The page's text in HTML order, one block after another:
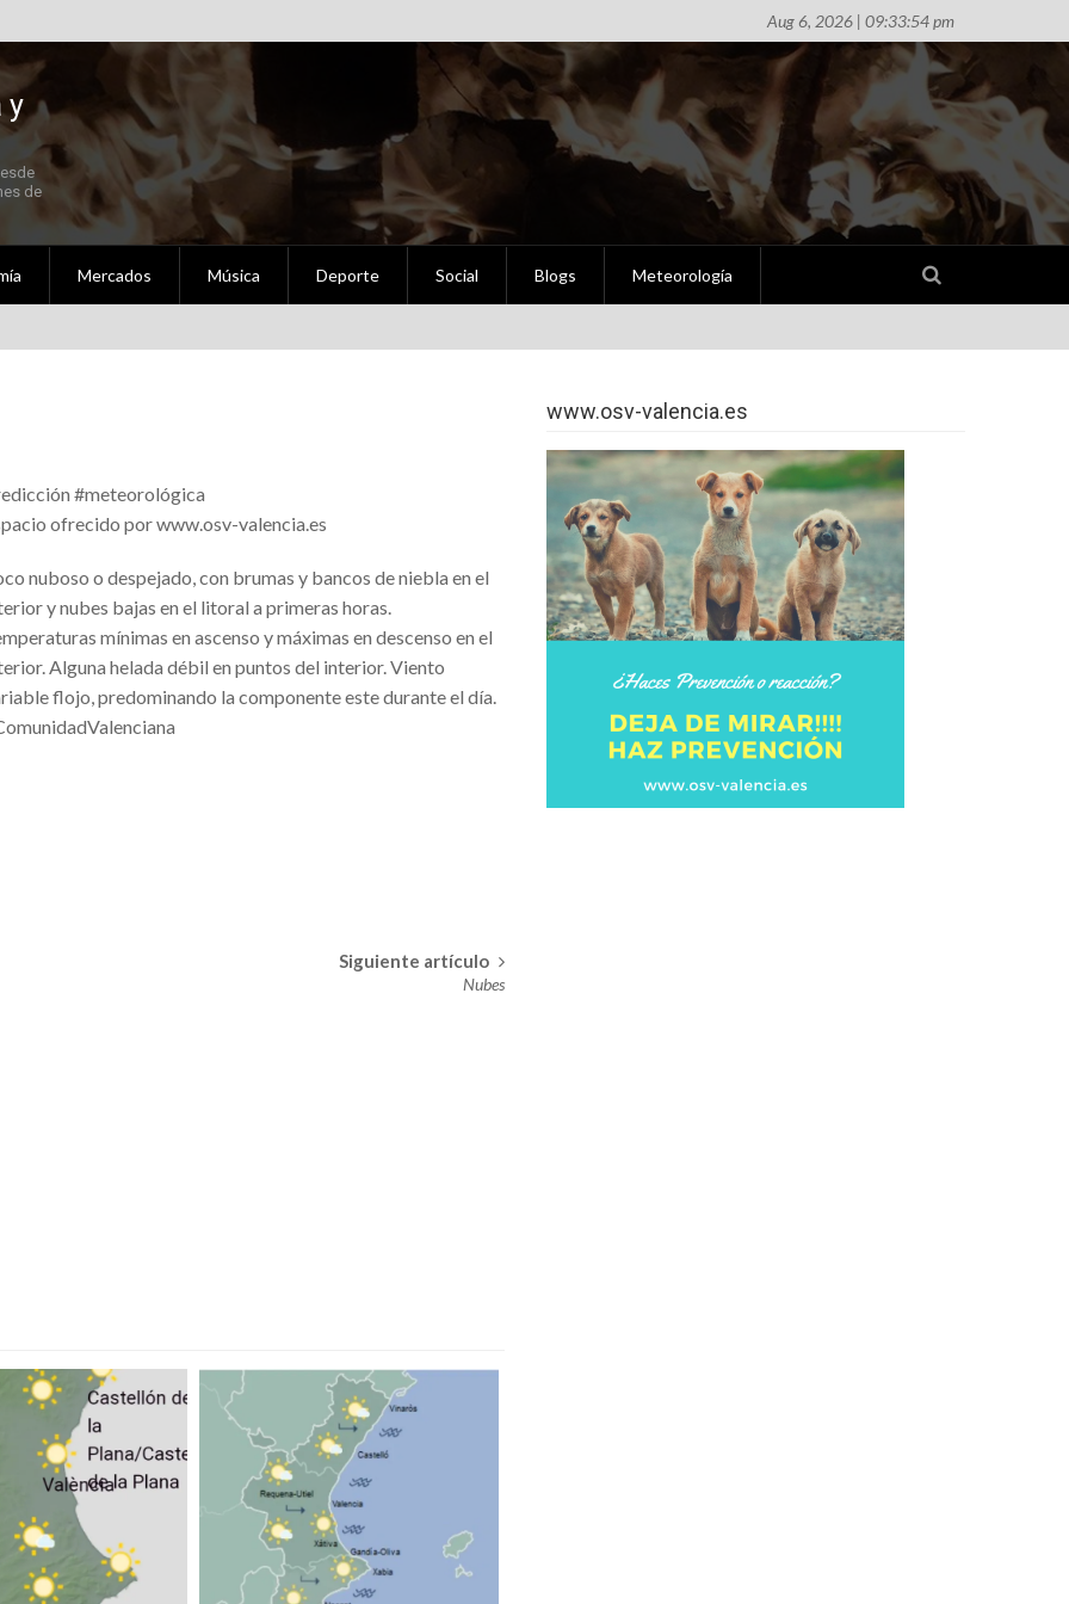
2021 en Septiembre
de Fallas Experimentales.
del momento
localmente fuertes.
de los centros de mayores en Valencia
se verá afectado por los actos que se celebrarán
que resume el origen en dos minutos
VALÈNCIA 2020FESTIVAL DANSA VALÈNCIA 2020
INAUGURAN ESTE FIN DE SEMANA LAS FALLAS 2020 #Falles2020
Hop
Aug 6, 2026 | 09:33:54 pm
y
de
Mercados Música Deporte Social Blogs Meteorología
#meteorológica
ofrecido por www.osv-valencia.es
nuboso o despejado, con brumas y bancos de niebla en el
y nubes bajas en el litoral a primeras horas.
mínimas en ascenso y máximas en descenso en el
Alguna helada débil en puntos del interior. Viento
flojo, predominando la componente este durante el día.
Siguiente artículo
Nubes
www.osv-valencia.es